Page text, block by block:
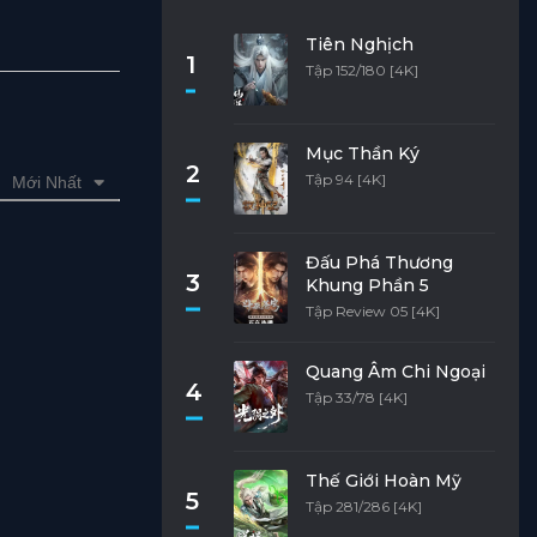
Mới Nhất
1
Tiên Nghịch
Tập 152/180 [4K]
2
Mục Thần Ký
Tập 94 [4K]
3
Đấu Phá Thương
Khung Phần 5
Tập Review 05 [4K]
4
Quang Âm Chi Ngoại
Tập 33/78 [4K]
5
Thế Giới Hoàn Mỹ
Tập 281/286 [4K]